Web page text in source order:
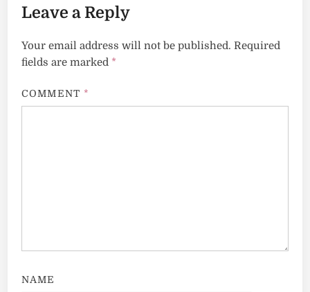
Leave a Reply
Your email address will not be published. Required
fields are marked *
COMMENT *
NAME